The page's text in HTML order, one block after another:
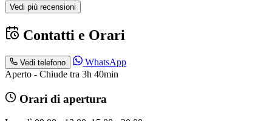
Vedi più recensioni
Contatti e Orari
Vedi telefono
WhatsApp
Aperto - Chiude tra 3h 40min
Orari di apertura